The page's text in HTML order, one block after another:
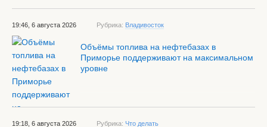
19:46, 6 августа 2026 Рубрика: Владивосток
Объёмы топлива на нефтебазах в
Приморье поддерживают на максимальном
уровне
19:18, 6 августа 2026 Рубрика: Что делать